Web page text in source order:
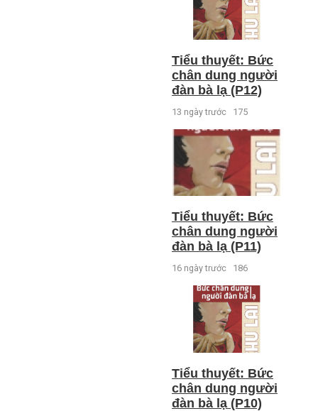
Tiểu thuyết: Bức
chân dung người
đàn bà lạ (P12)
13 ngày trước 175
Tiểu thuyết: Bức
chân dung người
đàn bà lạ (P11)
16 ngày trước 186
Tiểu thuyết: Bức
chân dung người
đàn bà lạ (P10)